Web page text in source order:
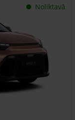
Noliktavā